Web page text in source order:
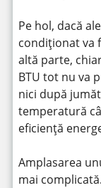
Pe hol, dacă
condiționat va
altă parte,
BTU tot nu va
nici după
temperatură
eficiență
Amplasarea
mai complicată.